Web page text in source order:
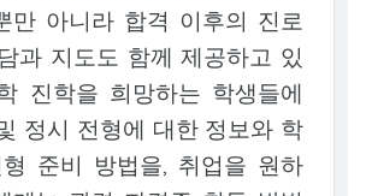
만 아니라 합격 이후의 진로
과 지도도 함께 제공하고 있
진학을 희망하는 학생들에
정시 전형에 대한 정보와 학
형 준비 방법을, 취업을 원하